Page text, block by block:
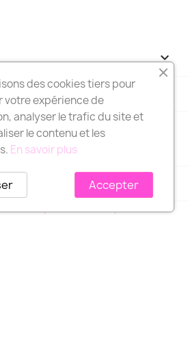

rétractation
par PrestaShop™
des cookies tiers pour
votre expérience de
analyser le trafic du site et
le contenu et les
En savoir plus
Accepter